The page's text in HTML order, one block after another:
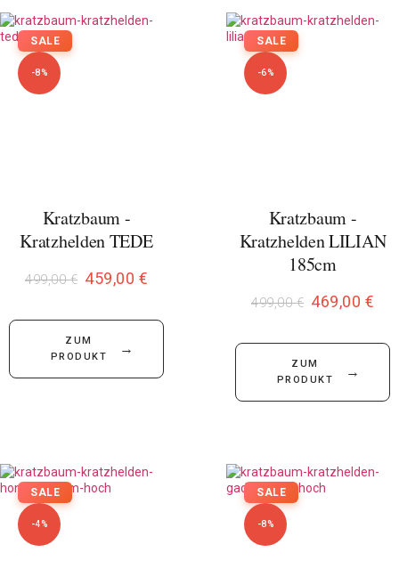
SALE
-8%
Kratzbaum -
Kratzhelden TEDE
499,00€ 459,00 €
ZUM
PRODUKT
→
SALE
-6%
Kratzbaum -
Kratzhelden LILIAN
185cm
499,00€ 469,00 €
ZUM
PRODUKT
→
SALE
-4%
SALE
-8%